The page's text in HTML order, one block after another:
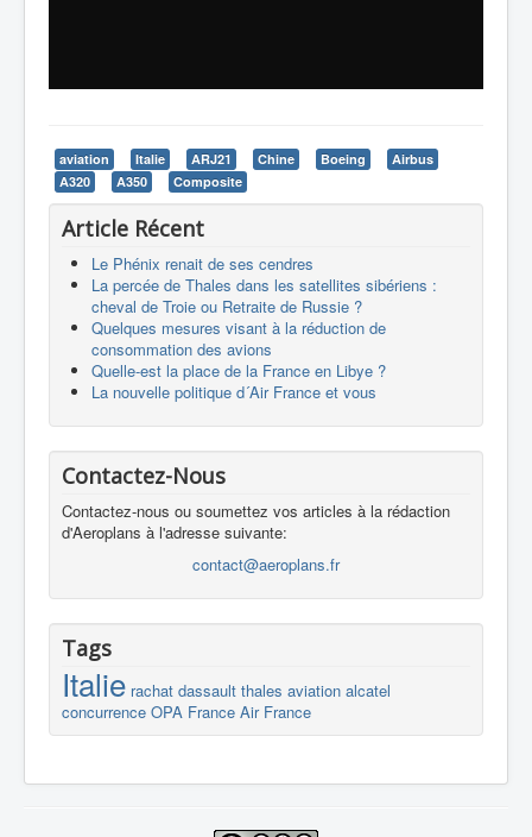
aviation Italie ARJ21 Chine Boeing
Airbus
A320
A350 Composite
Article Récent
Le Phénix renait de ses cendres
La percée de Thales dans les satellites sibériens :
cheval de Troie ou Retraite de Russie ?
Quelques mesures visant à la réduction de
consommation des avions
Quelle-est la place de la France en Libye ?
La nouvelle politique d´Air France et vous
Contactez-Nous
Contactez-nous ou soumettez vos articles à la rédaction
d'Aeroplans à l'adresse suivante:
contact@aeroplans.fr
Tags
Italie rachat dassault thales aviation alcatel
concurrence OPA France Air France